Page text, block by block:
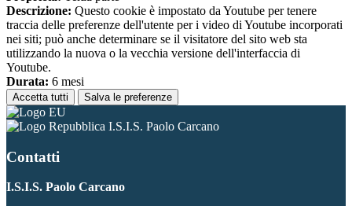
Descrizione: Questo cookie è impostato da Youtube per tenere
traccia delle preferenze dell'utente per i video di Youtube incorporati
nei siti; può anche determinare se il visitatore del sito web sta
utilizzando la nuova o la vecchia versione dell'interfaccia di
Youtube.
Durata: 6 mesi
Accetta tutti Salva le preferenze
I.S.I.S. Paolo Carcano
Contatti
I.S.I.S. Paolo Carcano